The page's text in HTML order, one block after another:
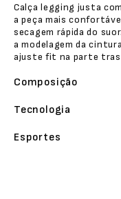
Calça legging justa
a peça mais
secagem rápida do
a modelagem da
ajuste fit na parte
Composição
Tecnologia
Esportes